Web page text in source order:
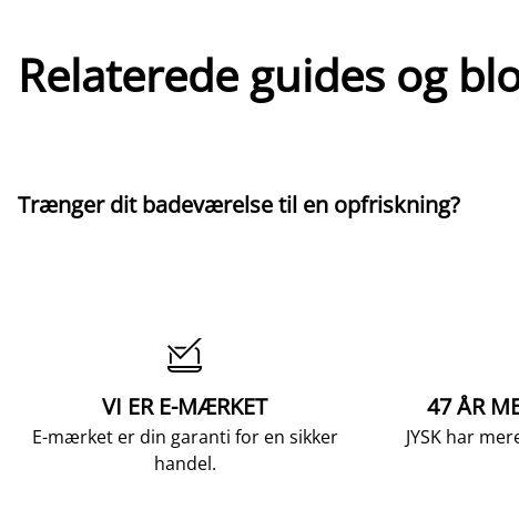
Relaterede guides og
Trænger dit badeværelse til en opfriskning?

VI ER E-MÆRKET
E-mærket er din garanti for en sikker
handel.
47 ÅR
JYSK har